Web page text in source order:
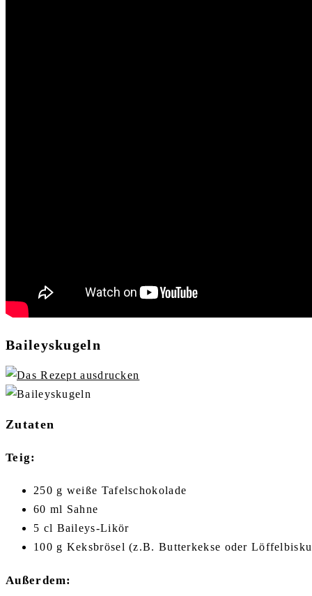
Baileyskugeln
Zutaten
Teig:
250 g weiße Tafelschokolade
60 ml Sahne
5 cl Baileys-Likör
100 g Keksbrösel (z.B. Butterkekse oder
Außerdem: